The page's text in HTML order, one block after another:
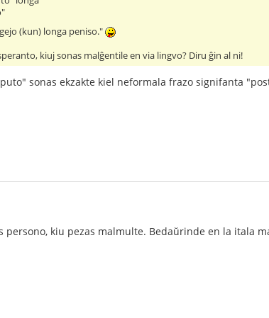
(kun) longa peniso."
kiuj sonas malĝentile en via lingvo? Diru ĝin al ni!
sonas ekzakte kiel neformala frazo signifanta
persono, kiu pezas malmulte. Bedaŭrinde en la itala